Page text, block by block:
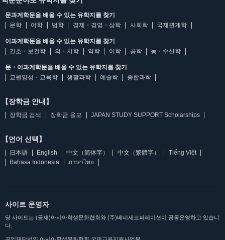
문과계학문을 배울 수 있는 유학지를 찾기
문학
어학 법학 경제・경영・상학 사회학 국제관계학
이과계학문을 배울 수 있는 유학지를 찾기
간호・보건학
의・치학 약학 이학 공학 농・수산학
문・이과계학문을 배울 수 있는 유학지를 찾기
교원양성・교육학
생활과학 예술학 종합과학
【장학금 안내】
장학금 검색 장학금 응모 JAPAN STUDY SUPPORT Scholarships
【언어 선택】
日本語 English 中文（简体字） 中文（繁體字）
Tiếng Việt
Bahasa Indonesia
ภาษาไทย
사이트 운영자
당 사이트는 (공재)아시아학생문화협회와 (주)베네세코퍼레이션이 공동운영하고 있습니
다.